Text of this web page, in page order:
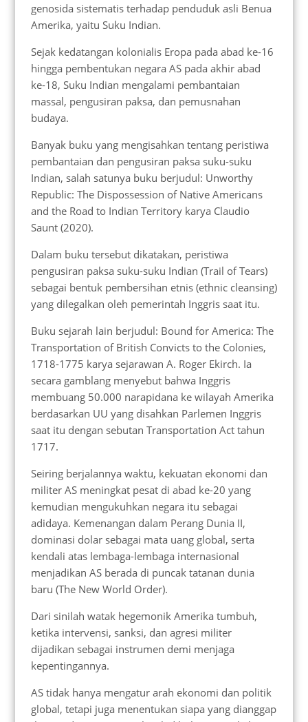
genosida sistematis terhadap penduduk asli Benua
Amerika, yaitu Suku Indian.
Sejak kedatangan kolonialis Eropa pada abad ke-16
hingga pembentukan negara AS pada akhir abad
ke-18, Suku Indian mengalami pembantaian
massal, pengusiran paksa, dan pemusnahan
budaya.
Banyak buku yang mengisahkan tentang peristiwa
pembantaian dan pengusiran paksa suku-suku
Indian, salah satunya buku berjudul: Unworthy
Republic: The Dispossession of Native Americans
and the Road to Indian Territory karya Claudio
Saunt (2020).
Dalam buku tersebut dikatakan, peristiwa
pengusiran paksa suku-suku Indian (Trail of Tears)
sebagai bentuk pembersihan etnis (ethnic cleansing)
yang dilegalkan oleh pemerintah Inggris saat itu.
Buku sejarah lain berjudul: Bound for America: The
Transportation of British Convicts to the Colonies,
1718-1775 karya sejarawan A. Roger Ekirch. Ia
secara gamblang menyebut bahwa Inggris
membuang 50.000 narapidana ke wilayah Amerika
berdasarkan UU yang disahkan Parlemen Inggris
saat itu dengan sebutan Transportation Act tahun
1717.
Seiring berjalannya waktu, kekuatan ekonomi dan
militer AS meningkat pesat di abad ke-20 yang
kemudian mengukuhkan negara itu sebagai
adidaya. Kemenangan dalam Perang Dunia II,
dominasi dolar sebagai mata uang global, serta
kendali atas lembaga-lembaga internasional
menjadikan AS berada di puncak tatanan dunia
baru (The New World Order).
Dari sinilah watak hegemonik Amerika tumbuh,
ketika intervensi, sanksi, dan agresi militer
dijadikan sebagai instrumen demi menjaga
kepentingannya.
AS tidak hanya mengatur arah ekonomi dan politik
global, tetapi juga menentukan siapa yang dianggap